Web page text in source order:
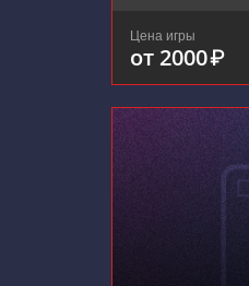
Цена игры
от 2000₽